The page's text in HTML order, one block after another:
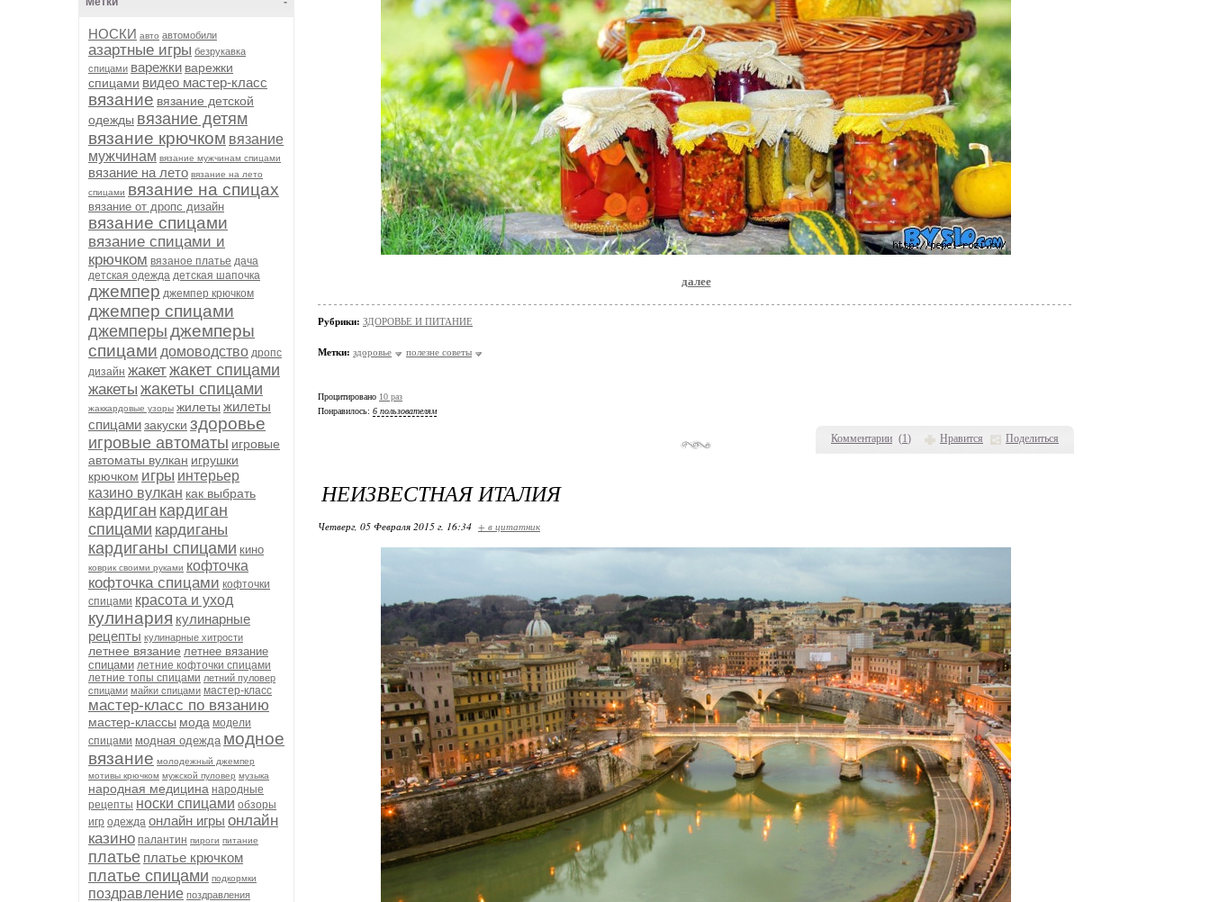
НОСКИ авто автомобили
азартные игры безрукавка
спицами варежки варежки
спицами видео мастер-класс
вязание вязание детской
одежды вязание детям
вязание крючком вязание
мужчинам вязание мужчинам спицами
вязание на лето вязание на лето
спицами вязание на спицах
вязание от дропс дизайн
вязание спицами
вязание спицами и
крючком вязаное платье дача
детская одежда детская шапочка
джемпер джемпер крючком
джемпер спицами
джемперы джемперы
спицами домоводство дропс
дизайн жакетжакет спицами
жакеты жакеты спицами
жаккардовые узоры жилеты жилеты
спицамизакуски здоровье
игровые автоматы игровые
автоматы вулкан игрушки
крючком игры интерьер
казино вулкан как выбрать
кардиган кардиган
спицами кардиганы
кардиганы спицами кино
коврик своими руками кофточка
кофточка спицами кофточки
спицами красота и уход
кулинария кулинарные
рецепты кулинарные хитрости
летнее вязание летнее вязание
спицами летние кофточки спицами
летние топы спицами летний пуловер
спицами майки спицами мастер-класс
мастер-класс по вязанию
мастер-классы мода модели
спицами модная одежда модное
вязание молодежный джемпер
мотивы крючком мужской пуловер музыка
народная медицина народные
рецепты носки спицами обзоры
игр одежда онлайн игры онлайн
казино палантин пироги питание
платье платье крючком
платье спицами подкормки
поздравление поздравления
Комментарии (1) Нравится Поделиться
далее
Рубрики: ЗДОРОВЬЕ И ПИТАНИЕ
Метки: здоровье полезне советы
Процитировано 10 раз
Понравилось: 6 пользователям
НЕИЗВЕСТНАЯ ИТАЛИЯ
Четверг, 05 Февраля 2015 г. 16:34 + в цитатник